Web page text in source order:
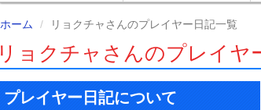
ホーム リョクチャさんのプレイヤー日記一覧
リョクチャさんのプレイヤ
プレイヤー日記について